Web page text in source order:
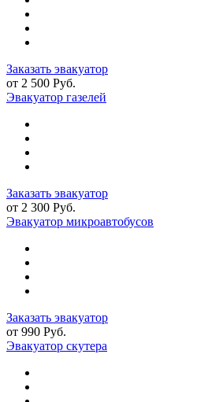
Заказать эвакуатор
от 2 500 Руб.
Эвакуатор газелей
Заказать эвакуатор
от 2 300 Руб.
Эвакуатор микроавтобусов
Заказать эвакуатор
от 990 Руб.
Эвакуатор скутера